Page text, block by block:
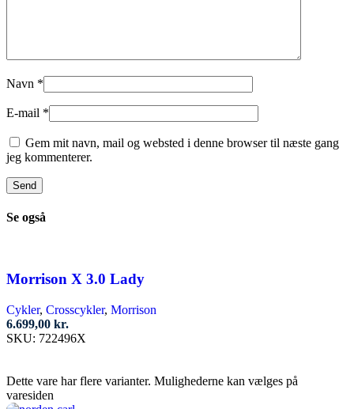
Navn *
E-mail *
Gem mit navn, mail og websted i denne browser til næste gang
jeg kommenterer.
Se også
Morrison X 3.0 Lady
Cykler, Crosscykler, Morrison
6.699,00 kr.
SKU: 722496X
Dette vare har flere varianter. Mulighederne kan vælges på
varesiden